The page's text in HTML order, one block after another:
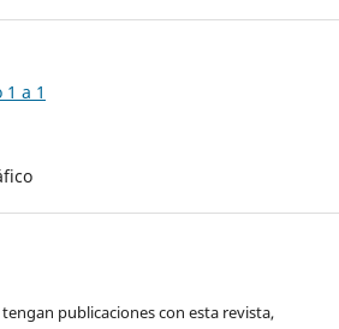
a 1
publicaciones con esta revista,